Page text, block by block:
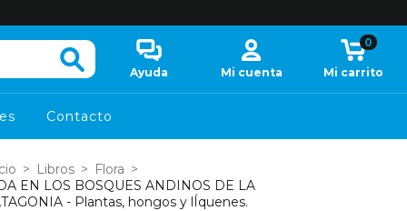
Ayuda Mi cuenta Mi carrito
0
Contacto
> Libros > Flora >
EN LOS BOSQUES ANDINOS DE LA
- Plantas, hongos y lÍquenes.